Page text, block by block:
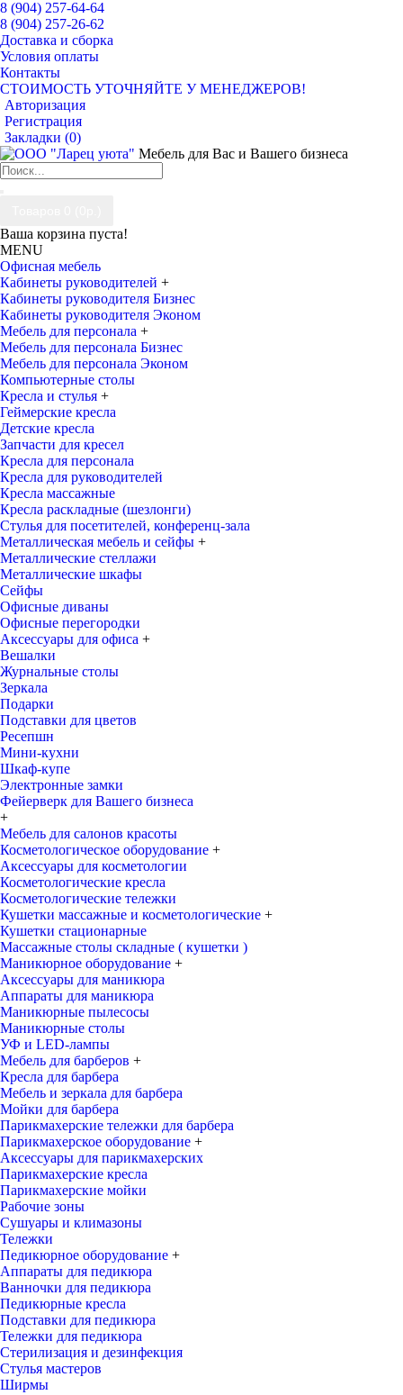
8 (904) 257-64-64
8 (904) 257-26-62
Доставка и сборка
Условия оплаты
Контакты
СТОИМОСТЬ УТОЧНЯЙТЕ У МЕНЕДЖЕРОВ!
Авторизация
Регистрация
Закладки (0)
Мебель для Вас и Вашего бизнеса
Ваша корзина пуста!
MENU
Офисная мебель
Кабинеты руководителей +
Кабинеты руководителя Бизнес
Кабинеты руководителя Эконом
Мебель для персонала +
Мебель для персонала Бизнес
Мебель для персонала Эконом
Компьютерные столы
Кресла и стулья +
Геймерские кресла
Детские кресла
Запчасти для кресел
Кресла для персонала
Кресла для руководителей
Кресла массажные
Кресла раскладные (шезлонги)
Стулья для посетителей, конференц-зала
Металлическая мебель и сейфы +
Металлические стеллажи
Металлические шкафы
Сейфы
Офисные диваны
Офисные перегородки
Аксессуары для офиса +
Вешалки
Журнальные столы
Зеркала
Подарки
Подставки для цветов
Ресепшн
Мини-кухни
Шкаф-купе
Электронные замки
Фейерверк для Вашего бизнеса
+
Мебель для салонов красоты
Косметологическое оборудование +
Аксессуары для косметологии
Косметологические кресла
Косметологические тележки
Кушетки массажные и косметологические +
Кушетки стационарные
Массажные столы складные ( кушетки )
Маникюрное оборудование +
Аксессуары для маникюра
Аппараты для маникюра
Маникюрные пылесосы
Маникюрные столы
УФ и LED-лампы
Мебель для барберов +
Кресла для барбера
Мебель и зеркала для барбера
Мойки для барбера
Парикмахерские тележки для барбера
Парикмахерское оборудование +
Аксессуары для парикмахерских
Парикмахерские кресла
Парикмахерские мойки
Рабочие зоны
Сушуары и климазоны
Тележки
Педикюрное оборудование +
Аппараты для педикюра
Ванночки для педикюра
Педикюрные кресла
Подставки для педикюра
Тележки для педикюра
Стерилизация и дезинфекция
Стулья мастеров
Ширмы